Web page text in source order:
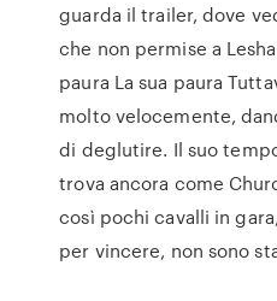
guarda il trailer, dove
che non permise a
paura La sua paura
molto velocemente,
di deglutire. Il suo
trova ancora come
così pochi cavalli in
per vincere, non sono